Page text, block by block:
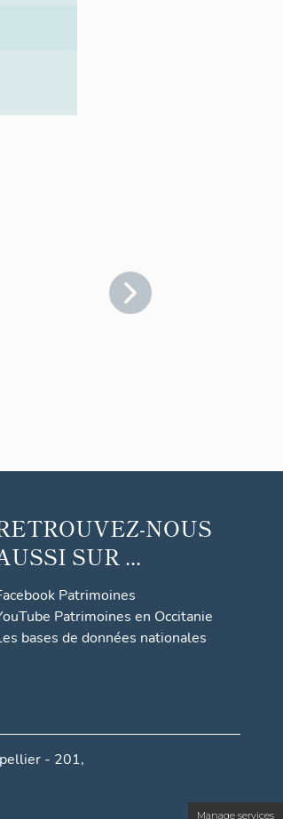
NOUS
SUR ...
Patrimoines
Patrimoines en Occitanie
bases de données nationales
- 201,
Manage services